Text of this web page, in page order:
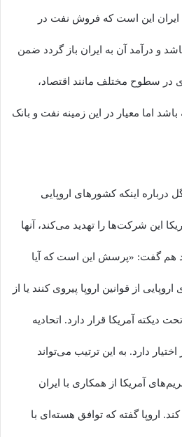
این است که فروش نفت در
و درآمد آن به ایران باز گردد ضمن
در سطوح مختلف مانند اقتصاد،
اما معیار در این زمینه نفت و بانک
اینکه کشورهای اروپایی
این شرکت‌ها را تهدید می‌کند، آنها
هم گفت: «پرسش این است که آیا
از قوانین اروپا پیروی کنند یا از
تحت دیکته آمریکا قرار دارد. اتحادیه
دارد. به این ترتیب می‌تواند
آمریکا از همکاری با ایران
اروپا گفته که توافق هسته‌ای با